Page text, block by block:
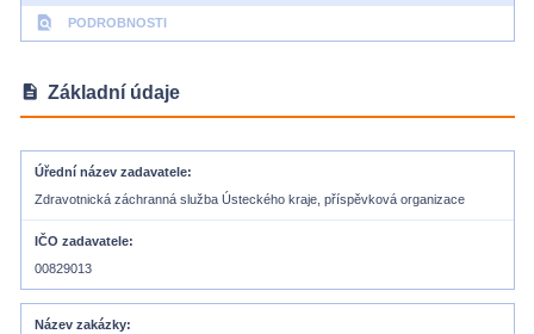
find_in_page PODROBNOSTI
description Základní údaje
Úřední název zadavatele
Zdravotnická záchranná služba Ústeckého kraje, příspěvková organizace
IČO zadavatele
00829013
Název zakázky